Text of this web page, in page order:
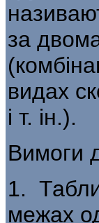
за
видах
і т. ін.).
Вимоги
1.
межах